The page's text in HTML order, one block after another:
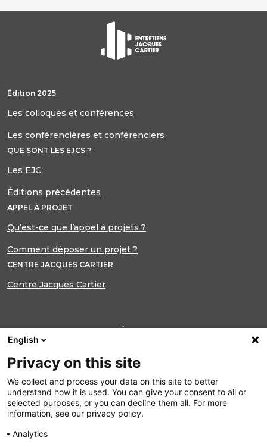
Édition 2025
Les colloques et conférences
Les conférencières et conférenciers
QUE SONT LES EJCS ?
Les EJC
Éditions précédentes
APPEL À PROJET
Qu’est-ce que l’appel à projets ?
Comment déposer un projet ?
CENTRE JACQUES CARTIER
Centre Jacques Cartier
INSCRIPTION À NOTRE LETTRE
Ne manquez plus aucune actualité du
Centre Jacques Cartier
S’INSCRIRE
Suivez nous sur :
English
Privacy on this site
We collect and process your data on this site to better
understand how it is used. You can give your consent to all or
selected purposes, or you can decline them all. For more
information, see our privacy policy.
Analytics